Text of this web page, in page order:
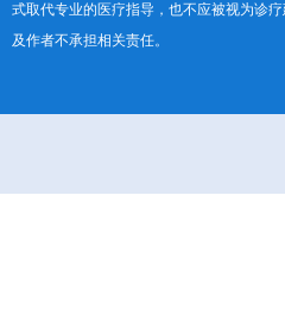
式取代专业的医疗指导，也不应被视为诊
及作者不承担相关责任。